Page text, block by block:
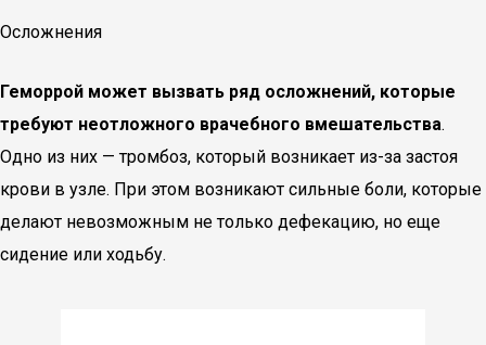
Осложнения
Геморрой может вызвать ряд осложнений, которые
требуют неотложного врачебного вмешательства.
Одно из них — тромбоз, который возникает из-за застоя
крови в узле. При этом возникают сильные боли, которые
делают невозможным не только дефекацию, но еще
сидение или ходьбу.